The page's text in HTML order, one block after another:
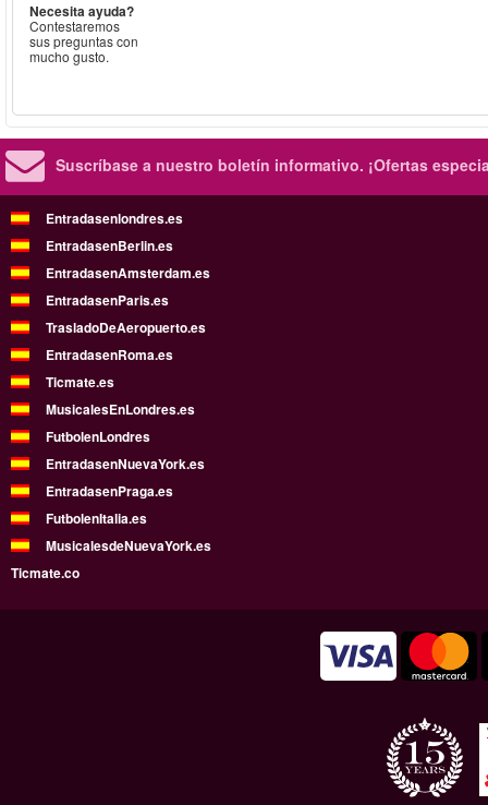
Necesita ayuda?
Contestaremos
sus preguntas con
mucho gusto.
Suscríbase a nuestro boletín informativo. ¡Ofertas
Entradasenlondres.es
EntradasenBerlin.es
EntradasenAmsterdam.es
EntradasenParis.es
TrasladoDeAeropuerto.es
EntradasenRoma.es
Ticmate.es
MusicalesEnLondres.es
FutbolenLondres
EntradasenNuevaYork.es
EntradasenPraga.es
FutbolenItalia.es
MusicalesdeNuevaYork.es
Ticmate.co